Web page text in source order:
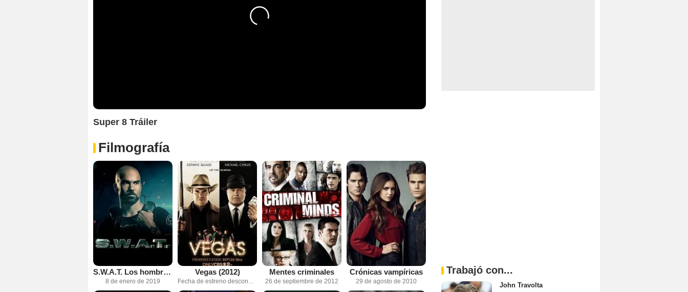
Super 8 Tráiler
Filmografía
S.W.A.T. Los hombres de Harrelson
8 de enero de 2019
Vegas (2012)
Fecha de estreno desconocida
Mentes criminales
26 de septiembre de 2012
Crónicas vampíricas
29 de agosto de 2010
Trabajó con...
John Travolta